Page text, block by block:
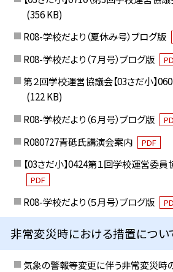
(356 KB)
R08-学校だより（夏休み号）ブログ版
R08-学校だより（７月号）ブログ版
第２回学校運営協議会【03さだ小】
(122 KB)
R08-学校だより（６月号）ブログ版
R080727青砥氏講演会案内
PDF
【03さだ小】0424第１回学校運営委員
PDF
R08-学校だより（５月号）ブログ版
非常変災時における措置につい
気象の警報等変更に伴う非常変災時